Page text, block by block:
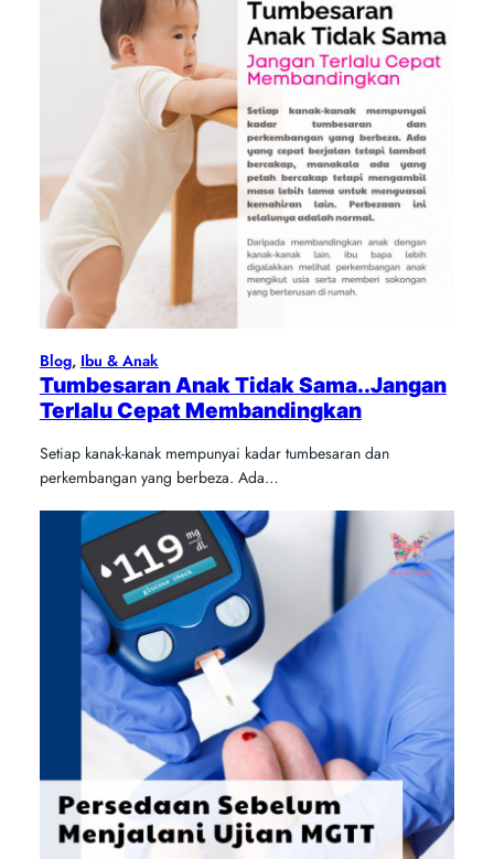
Blog, Ibu & Anak
Tumbesaran Anak Tidak Sama..Jangan
Terlalu Cepat Membandingkan
Setiap kanak-kanak mempunyai kadar tumbesaran dan
perkembangan yang berbeza. Ada…